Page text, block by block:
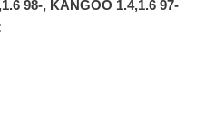
98-, KANGOO 1.4,1.6 97-